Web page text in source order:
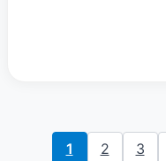
1 2 3